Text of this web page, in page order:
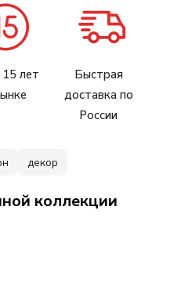
лет
Быстрая
доставка по
России
декор
коллекции